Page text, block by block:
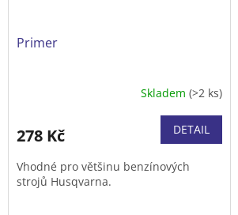
Primer
Skladem (>2 ks)
278 Kč DETAIL
Vhodné pro většinu benzínových
strojů Husqvarna.